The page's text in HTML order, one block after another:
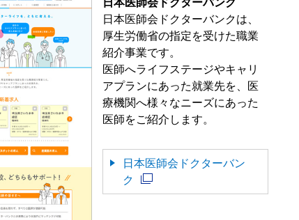
日本医師会ドクターバンク
日本医師会ドクターバンクは、
厚生労働省の指定を受けた職業
紹介事業です。
医師へライフステージやキャリ
アプランにあった就業先を、医
療機関へ様々なニーズにあった
医師をご紹介します。
日本医師会ドクターバン
ク